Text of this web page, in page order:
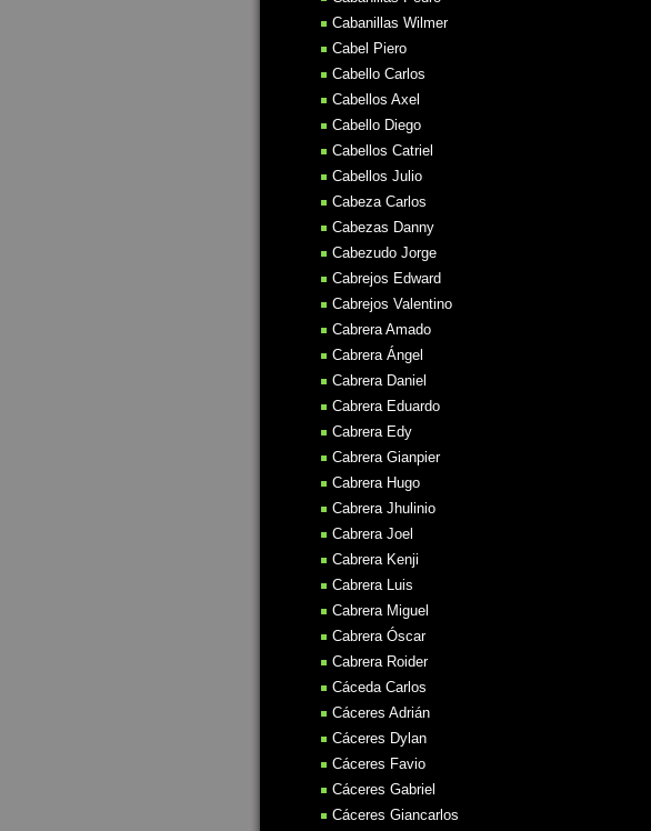
Cabanillas Wilmer
Cabel Piero
Cabello Carlos
Cabellos Axel
Cabello Diego
Cabellos Catriel
Cabellos Julio
Cabeza Carlos
Cabezas Danny
Cabezudo Jorge
Cabrejos Edward
Cabrejos Valentino
Cabrera Amado
Cabrera Ángel
Cabrera Daniel
Cabrera Eduardo
Cabrera Edy
Cabrera Gianpier
Cabrera Hugo
Cabrera Jhulinio
Cabrera Joel
Cabrera Kenji
Cabrera Luis
Cabrera Miguel
Cabrera Óscar
Cabrera Roider
Cáceda Carlos
Cáceres Adrián
Cáceres Dylan
Cáceres Favio
Cáceres Gabriel
Cáceres Giancarlos